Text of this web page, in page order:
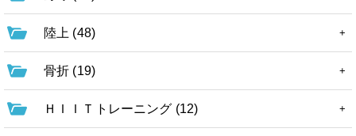
陸上 (48)
骨折 (19)
ＨＩＩＴトレーニング (12)